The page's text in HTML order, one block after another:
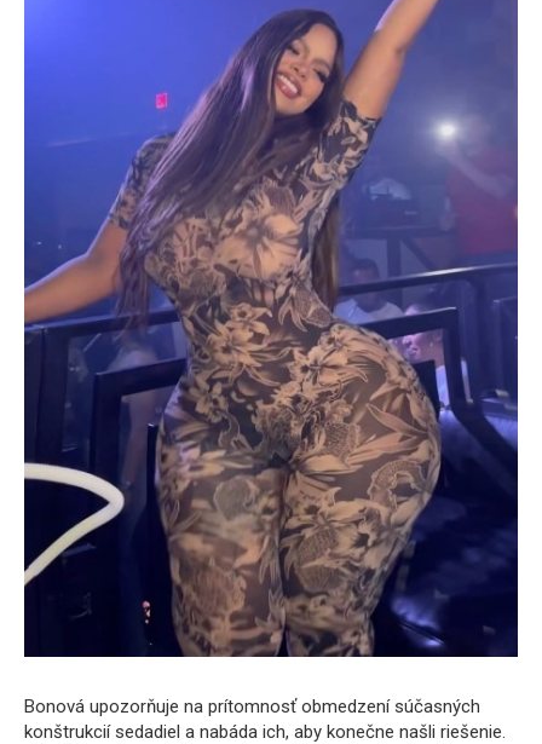
Bonová upozorňuje na prítomnosť obmedzení súčasných
konštrukcií sedadiel a nabáda ich, aby konečne našli riešenie.